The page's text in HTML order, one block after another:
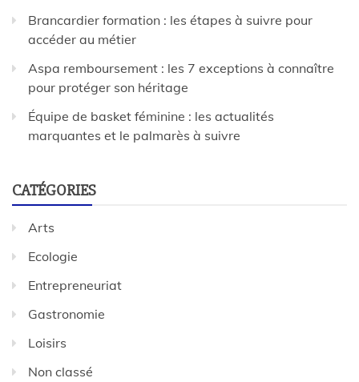
Brancardier formation : les étapes à suivre pour
accéder au métier
Aspa remboursement : les 7 exceptions à connaître
pour protéger son héritage
Équipe de basket féminine : les actualités
marquantes et le palmarès à suivre
CATÉGORIES
Arts
Ecologie
Entrepreneuriat
Gastronomie
Loisirs
Non classé